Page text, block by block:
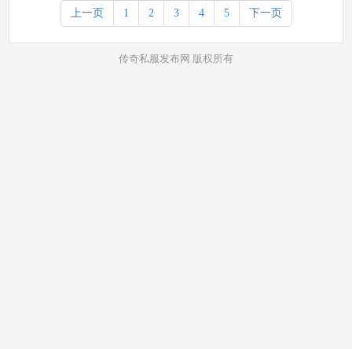
上一页 1 2 3 4 5 下一页
传奇私服发布网 版权所有